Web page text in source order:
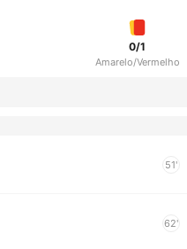
0/1
Amarelo/Vermelho
51'
62'